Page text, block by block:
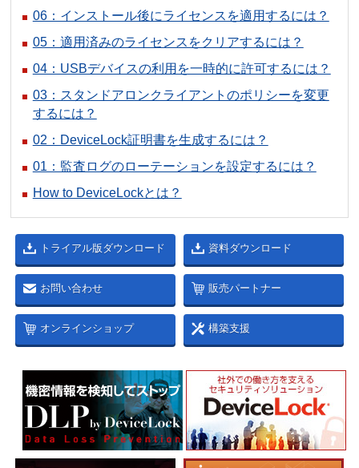
06：インストール後にライセンスを適用するには？
05：適用済みのライセンスをクリアするには？
04：USBデバイスの利用を一時的に許可するには？
03：スタンドアロンクライアントのポリシーを変更
するには？
02：DeviceLock証明書を生成するには？
01：監査ログのローテーションを設定するには？
How to DeviceLockとは？
トライアル版ダウンロード 資料ダウンロード
お問い合わせ 販売パートナー
オンラインショップ 構築支援